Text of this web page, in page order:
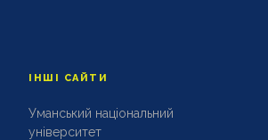
ІНШІ САЙТИ
Уманський національний
університет